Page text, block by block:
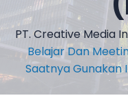
PT. Creative Media
Belajar Dan
Saatnya Gunakan